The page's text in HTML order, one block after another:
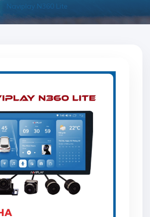
Naviplay N360 Lite